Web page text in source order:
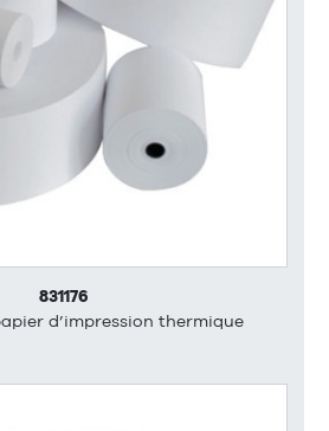
831176
d’impression thermique